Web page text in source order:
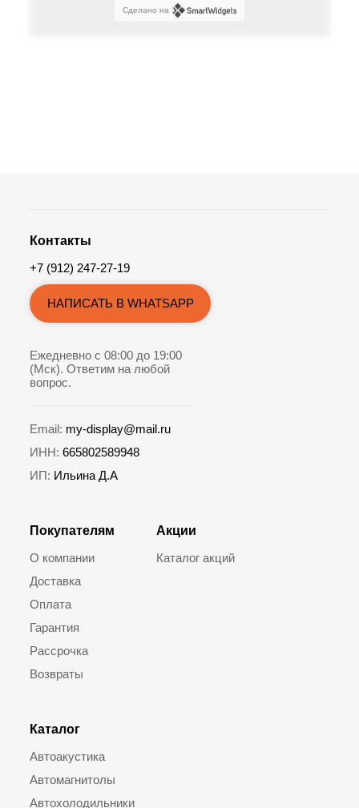
Сделано на
Покупателям
О компании
Доставка
Оплата
Гарантия
Рассрочка
Возвраты
Каталог
Автоакустика
Автомагнитолы
Автохолодильники
Акции
Каталог акций
Контакты
+7 (912) 247-27-19
НАПИСАТЬ В WHATSAPP
Ежедневно с 08:00 до 19:00
(Мск). Ответим на любой
вопрос.
Email: my-display@mail.ru
ИНН: 665802589948
ИП: Ильина Д.А